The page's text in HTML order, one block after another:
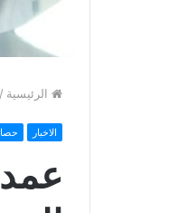
الرئيسية /
الاخبار